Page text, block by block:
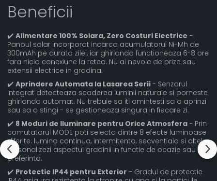
Beneficii
✔️ Alimentare 100% Solara, Zero Costuri Electrice -
Panoul solar incorporat incarca acumulatorul Ni-Mh de
300mAh pe durata zilei, iar ghirlanda functioneaza 6-8 ore
fara nicio conexiune la retea. Nu ai nevoie de prize sau
extensii electrice in gradina.
✔️ Aprindere Automata la Lasarea Serii - Senzorul
integrat detecteaza scaderea luminii naturale si porneste
ghirlanda automat. Nu trebuie sa iti amintesti sa o aprinzi
sau sa o stingi - se gestioneaza singura in fiecare zi.
✔️ 8 Moduri de Iluminare pentru Orice Atmosfera - Prin
comutatorul MODE poti selecta dintre 8 efecte luminoase
diferite: lumina continua, intermitenta, secventiala si altele.
Personalizezi aspectul gradinii in functie de ocazie sau
preferinta.
✔️ Protectie IP44 pentru Exterior - Gradul de protectie